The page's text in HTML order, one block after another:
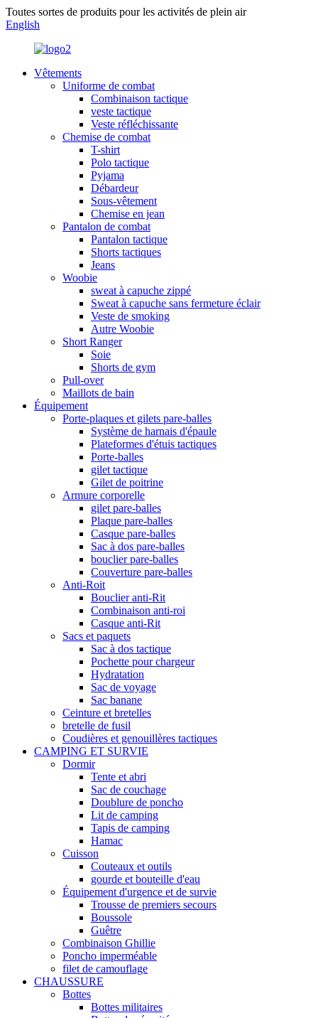
Toutes sortes de produits pour les activités de plein air
English
Vêtements
Uniforme de combat
Combinaison tactique
veste tactique
Veste réfléchissante
Chemise de combat
T-shirt
Polo tactique
Pyjama
Débardeur
Sous-vêtement
Chemise en jean
Pantalon de combat
Pantalon tactique
Shorts tactiques
Jeans
Woobie
sweat à capuche zippé
Sweat à capuche sans fermeture éclair
Veste de smoking
Autre Woobie
Short Ranger
Soie
Shorts de gym
Pull-over
Maillots de bain
Équipement
Porte-plaques et gilets pare-balles
Système de harnais d'épaule
Plateformes d'étuis tactiques
Porte-balles
gilet tactique
Gilet de poitrine
Armure corporelle
gilet pare-balles
Plaque pare-balles
Casque pare-balles
Sac à dos pare-balles
bouclier pare-balles
Couverture pare-balles
Anti-Roit
Bouclier anti-Rit
Combinaison anti-roi
Casque anti-Rit
Sacs et paquets
Sac à dos tactique
Pochette pour chargeur
Hydratation
Sac de voyage
Sac banane
Ceinture et bretelles
bretelle de fusil
Coudières et genouillères tactiques
CAMPING ET SURVIE
Dormir
Tente et abri
Sac de couchage
Doublure de poncho
Lit de camping
Tapis de camping
Hamac
Cuisson
Couteaux et outils
gourde et bouteille d'eau
Équipement d'urgence et de survie
Trousse de premiers secours
Boussole
Guêtre
Combinaison Ghillie
Poncho imperméable
filet de camouflage
CHAUSSURE
Bottes
Bottes militaires